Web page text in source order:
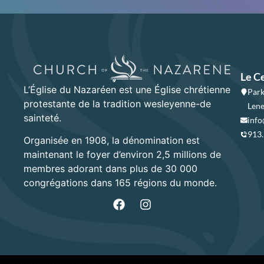
L’Église du Nazaréen est une Église chrétienne
protestante de la tradition wesleyenne-de
sainteté.
Organisée en 1908, la dénomination est
maintenant le foyer d’environ 2,5 millions de
membres adorant dans plus de 30 000
congrégations dans 165 régions du monde.
Le